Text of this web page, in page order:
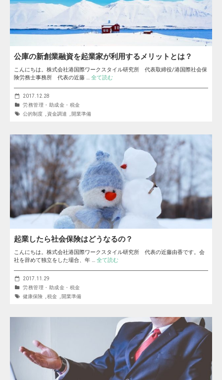
公庫の新創業融資を起業家が利用するメリットとは？
こんにちは。株式会社港国際ワークスタイル研究所 代表取締役/港国際社会保
険労務士事務所 代表の近藤 … 全て読む
2017.12.28
労務管理・助成金・税金
公的制度
資金調達 開業準備
起業したら社会保険はどうなるの？
こんにちは。株式会社港国際ワークスタイル研究所 代表の近藤由香です。会
社を辞めて独立をした場合、年 … 全て読む
2017.11.29
労務管理・助成金・税金
健康保険
税金 開業準備